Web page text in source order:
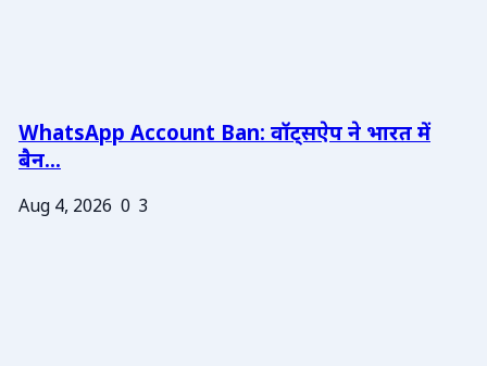
WhatsApp Account Ban: वॉट्सऐप ने भारत में
बैन...
Aug 4, 2026 0 3